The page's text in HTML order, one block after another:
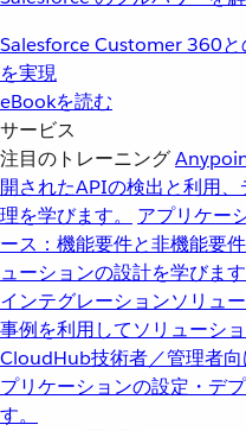
Salesforce Customer 360
を実現
eBookを読む
サービス
注目のトレーニング
開されたAPIの検出と利用
理を学びます。
アプリケー
ース：機能要件と非機能要
ューションの設計を学びます
インテグレーションソリュ
事例を利用してソリューシ
CloudHub技術者／管理者
プリケーションの設定・デ
す。